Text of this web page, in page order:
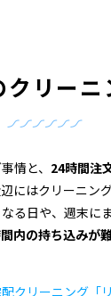
リーニ
情と、 24時間注
にはクリーニン
る日や、週末に
内の持ち込みが
クリーニング「